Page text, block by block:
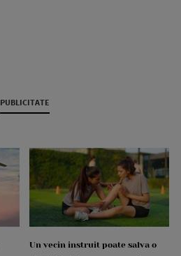
PUBLICITATE
Un vecin instruit poate salva o